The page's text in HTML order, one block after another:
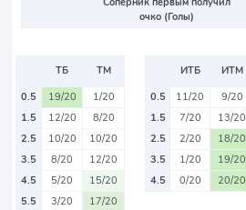
очко (Голы)
ТБ
ТМ
0.5
19/20
1/20
1.5
12/20
8/20
2.5
10/20
10/20
3.5
8/20
12/20
4.5
5/20
15/20
5.5
3/20
17/20
ИТБ
ИТМ
0.5
11/20
9/20
1.5
7/20
13/20
2.5
2/20
18/20
3.5
1/20
19/20
4.5
0/20 20/20